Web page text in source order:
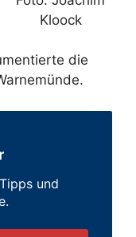
Kloock
die
und